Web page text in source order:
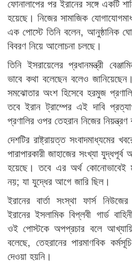
ফোনালাপের পর ইরানের সঙ্গে একটি
হয়েছে। নিজের সামাজিক
এক পোস্টে তিনি বলেন, আনুষ্ঠানিক
বিবরণ নিয়ে আলোচনা চলছে।
তিনি ইসরায়েলের প্রধানমন্ত্রী
ভাবে কথা বলেছেন বলেও
সমঝোতার অংশ হিসেবে হরমুজ
তবে ইরান ট্রাম্পের এই দাবি
প্রণালির ওপর তেহরান নিজের নিয়ন্ত্রণ
দেশটির রাষ্ট্রায়ত্ত সংবাদমাধ্যমের
পারাপারকারী জাহাজের সংখ্যা
হয়েছে। তবে এর অর্থ কোনোভাবেই
নয়; যা যুদ্ধের আগে জারি ছিল।
ইরানের বার্তা সংস্থা ফার্স
ইরানের ইসলামিক বিপ্লবী গার্ড
ওই পোস্টকে অপপ্রচার বলে
বলেছে, তেহরানের পারমাণবিক
দেওয়া হয়নি।